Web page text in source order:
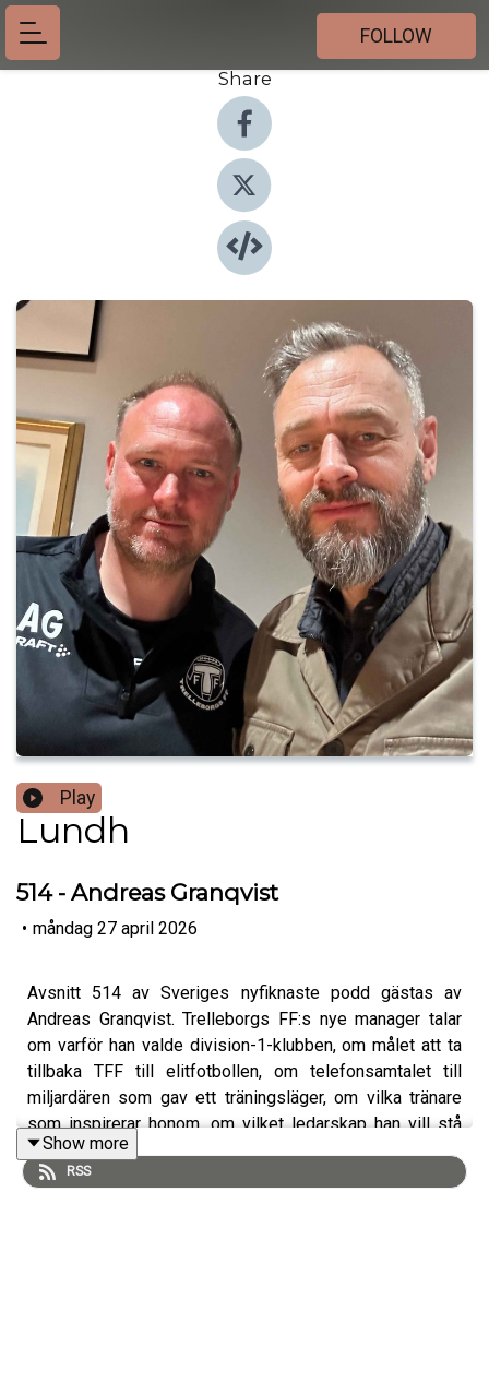
FOLLOW
Share
Play
Lundh
514 - Andreas Granqvist
• måndag 27 april 2026
Avsnitt 514 av Sveriges nyfiknaste podd gästas av
Andreas Granqvist. Trelleborgs FF:s nye manager talar
om varför han valde division-1-klubben, om målet att ta
tillbaka TFF till elitfotbollen, om telefonsamtalet till
miljardären som gav ett träningsläger, om vilka tränare
som inspirerar honom, om vilket ledarskap han vill stå
för, om tränarna vars metoder snarare skrämt, om
fotbollen han vill spela, om den höga målsättningen som
Show more
RSS